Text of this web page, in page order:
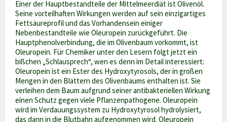
Einer der Hauptbestandteile der Mittelmeerdiät ist Olivenöl.
Seine vorteilhaften Wirkungen werden auf sein einzigartiges
Fettsäureprofil und das Vorhandensein einiger
Nebenbestandteile wie Oleuropein zurückgeführt. Die
Hauptphenolverbindung, die im Olivenbaum vorkommt, ist
Oleuropein. Für Chemiker unter den Lesern folgt jetzt ein
bißchen „Schlausprech“, wen es denn im Detail interessiert:
Oleuropein ist ein Ester des Hydroxytyrosols, der in großen
Mengen in den Blättern des Olivenbaums enthalten ist. Sie
verleihen dem Baum aufgrund seiner antibakteriellen Wirkung
einen Schutz gegen viele Pflanzenpathogene. Oleuropein
wird im Verdauungssystem zu Hydroxytyrosol hydrolysiert,
das dann in die Blutbahn aufgenommen wird. Oleuropein